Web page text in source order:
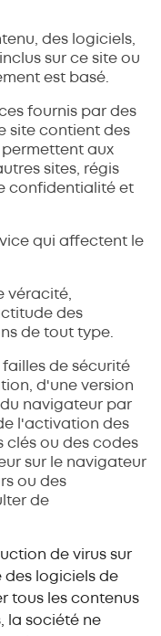
des logiciels,
sur ce site ou
est basé.
fournis par des
site contient des
permettent aux
sites, régis
confidentialité et
qui affectent le
véracité,
des
de tout type.
failles de sécurité
d'une version
navigateur par
l'activation des
clés ou des codes
sur le navigateur
ou des
de
de virus sur
des logiciels de
tous les contenus
la société ne